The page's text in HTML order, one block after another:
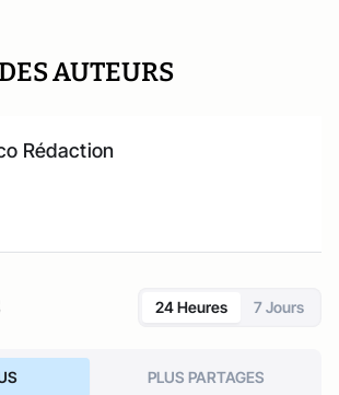
AUTEURS
Rédaction
24 Heures 7 Jours
PLUS PARTAGES